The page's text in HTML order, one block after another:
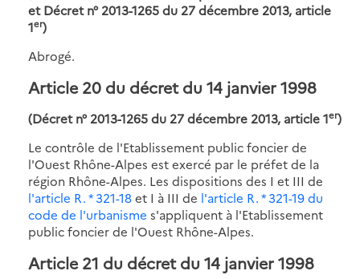
et Décret n° 2013-1265 du 27 décembre 2013, article
1er)
Abrogé.
Article 20 du décret du 14 janvier 1998
(Décret n° 2013-1265 du 27 décembre 2013, article 1er)
Le contrôle de l'Etablissement public foncier de
l'Ouest Rhône-Alpes est exercé par le préfet de la
région Rhône-Alpes. Les dispositions des I et III de
l'article R. * 321-18et I à III de l'article R. * 321-19 du
code de l'urbanisme s'appliquent à l'Etablissement
public foncier de l'Ouest Rhône-Alpes.
Article 21 du décret du 14 janvier 1998